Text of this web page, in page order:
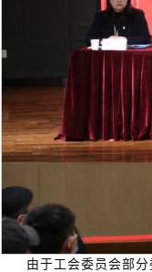
由于工会委员会部分